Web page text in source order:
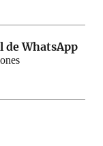
de WhatsApp